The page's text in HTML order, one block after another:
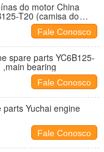
do motor China
T20 (camisa do
anéis do pistão)
Fale Conosco
spare parts YC6B125-
bearing
Fale Conosco
Yuchai engine
Fale Conosco